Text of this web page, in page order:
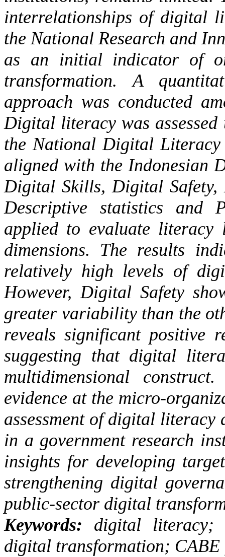
interrelationships of digital
the National Research and
as an initial indicator of
transformation. A
approach was conducted
Digital literacy was
the National Digital
aligned with the Indonesian
Digital Skills, Digital
Descriptive statistics and
applied to evaluate literacy
dimensions. The results
relatively high levels of
However, Digital Safety
greater variability than the
reveals significant positive
suggesting that digital
multidimensional
evidence at the micro-
assessment of digital
in a government research
insights for developing
strengthening digital
public-sector digital
Keywords: digital literacy;
digital transformation;